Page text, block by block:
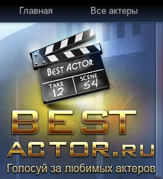
Главная Все актеры